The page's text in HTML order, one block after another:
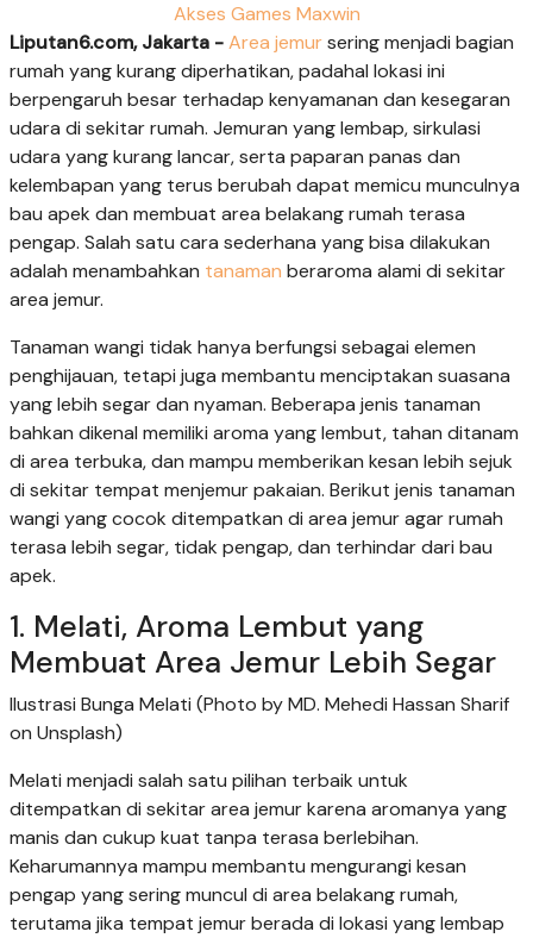
Akses Games Maxwin
Liputan6.com, Jakarta -Area jemursering menjadi bagian
rumah yang kurang diperhatikan, padahal lokasi ini
berpengaruh besar terhadap kenyamanan dan kesegaran
udara di sekitar rumah. Jemuran yang lembap, sirkulasi
udara yang kurang lancar, serta paparan panas dan
kelembapan yang terus berubah dapat memicu munculnya
bau apek dan membuat area belakang rumah terasa
pengap. Salah satu cara sederhana yang bisa dilakukan
adalah menambahkan tanaman beraroma alami di sekitar
area jemur.
Tanaman wangi tidak hanya berfungsi sebagai elemen
penghijauan, tetapi juga membantu menciptakan suasana
yang lebih segar dan nyaman. Beberapa jenis tanaman
bahkan dikenal memiliki aroma yang lembut, tahan ditanam
di area terbuka, dan mampu memberikan kesan lebih sejuk
di sekitar tempat menjemur pakaian. Berikut jenis tanaman
wangi yang cocok ditempatkan di area jemur agar rumah
terasa lebih segar, tidak pengap, dan terhindar dari bau
apek.
1. Melati, Aroma Lembut yang
Membuat Area Jemur Lebih Segar
Ilustrasi Bunga Melati (Photo by MD. Mehedi Hassan Sharif
on Unsplash)
Melati menjadi salah satu pilihan terbaik untuk
ditempatkan di sekitar area jemur karena aromanya yang
manis dan cukup kuat tanpa terasa berlebihan.
Keharumannya mampu membantu mengurangi kesan
pengap yang sering muncul di area belakang rumah,
terutama jika tempat jemur berada di lokasi yang lembap